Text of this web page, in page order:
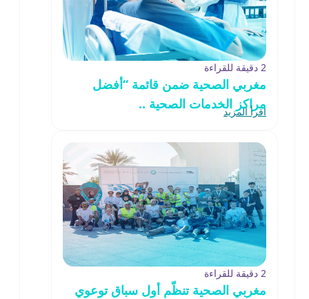
2 دقيقة للقراءة
مغربي الصحية ضمن قائمة “أفضل
مراكز الخدمات الصحية ..
اقرأ المزيد
2 دقيقة للقراءة
مغربي الصحية تنظّم أول سباق توعوي